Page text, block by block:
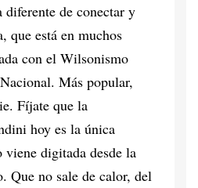
diferente de conectar y
que está en muchos
con el Wilsonismo
Más popular,
Fíjate que la
hoy es la única
viene digitada desde la
Que no sale de calor, del